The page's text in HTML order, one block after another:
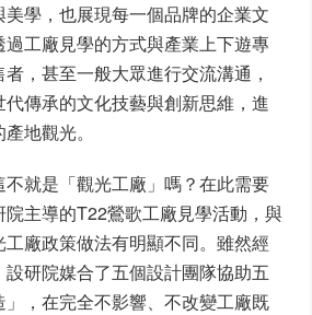
學，也展現每一個品牌的企業文
工廠見學的方式與產業上下遊專
，甚至一般大眾進行交流溝通，
傳承的文化技藝與創新思維，進
地觀光。
就是「觀光工廠」嗎？在此需要
主導的T22鶯歌工廠見學活動，與
廠政策做法有明顯不同。雖然經
研院媒合了五個設計團隊協助五
，在完全不影響、不改變工廠既